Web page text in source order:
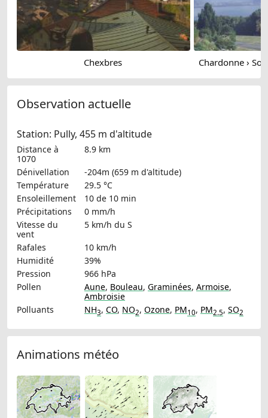
Chexbres
Observation actuelle
Station: Pully, 455 m d'altitude
Distance à
1070
8.9 km
Dénivellation
-204m (659 m d'altitude)
Température
29.5 °C
Ensoleillement
10 de 10 min
Précipitations
0 mm/h
Vitesse du
vent
5 km/h du S
Rafales
10 km/h
Humidité
39%
Pression
966 hPa
Pollen
Aune, Bouleau, Graminées, Armoise,
Ambroisie
Polluants
NH3, CO, NO2, Ozone, PM10, PM2.5, SO2
Animations météo